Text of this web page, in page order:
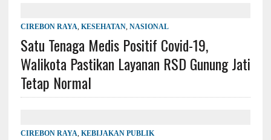
CIREBON RAYA, KESEHATAN, NASIONAL
Satu Tenaga Medis Positif Covid-19,
Walikota Pastikan Layanan RSD Gunung Jati
Tetap Normal
CIREBON RAYA, KEBIJAKAN PUBLIK